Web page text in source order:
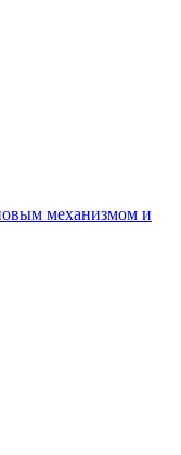
механизмом и